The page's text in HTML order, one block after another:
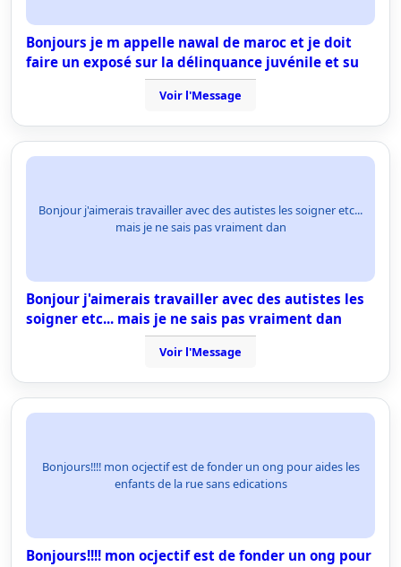
Bonjours je m appelle nawal de maroc et je doit
faire un exposé sur la délinquance juvénile et su
Voir l'Message
Bonjour j'aimerais travailler avec des autistes les soigner etc...
mais je ne sais pas vraiment dan
Bonjour j'aimerais travailler avec des autistes les
soigner etc... mais je ne sais pas vraiment dan
Voir l'Message
Bonjours!!!! mon ocjectif est de fonder un ong pour aides les
enfants de la rue sans edications
Bonjours!!!! mon ocjectif est de fonder un ong pour